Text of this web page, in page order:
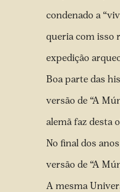
condenado a
queria com isso
expedição
Boa parte das
versão de “A
alemã faz desta
No final dos
versão de “A
A mesma